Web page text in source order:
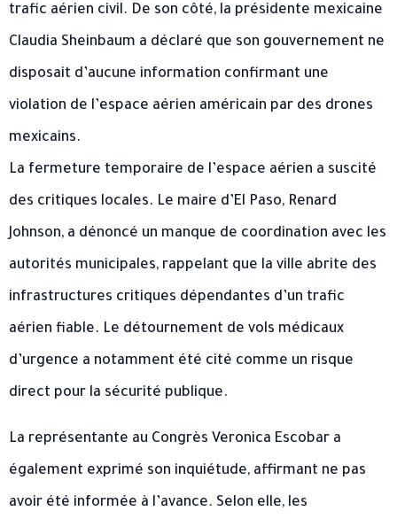
trafic aérien civil. De son côté, la présidente mexicaine
Claudia Sheinbaum a déclaré que son gouvernement ne
disposait d’aucune information confirmant une
violation de l’espace aérien américain par des drones
mexicains.
La fermeture temporaire de l’espace aérien a suscité
des critiques locales. Le maire d’El Paso, Renard
Johnson, a dénoncé un manque de coordination avec les
autorités municipales, rappelant que la ville abrite des
infrastructures critiques dépendantes d’un trafic
aérien fiable. Le détournement de vols médicaux
d’urgence a notamment été cité comme un risque
direct pour la sécurité publique.
La représentante au Congrès Veronica Escobar a
également exprimé son inquiétude, affirmant ne pas
avoir été informée à l’avance. Selon elle, les